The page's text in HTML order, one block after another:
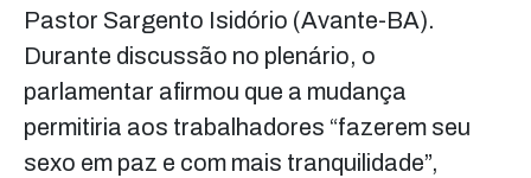
Pastor Sargento Isidório (Avante-BA).
Durante discussão no plenário, o
parlamentar afirmou que a mudança
permitiria aos trabalhadores “fazerem seu
sexo em paz e com mais tranquilidade”,